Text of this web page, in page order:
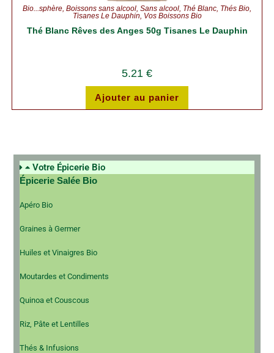
Bio...sphère, Boissons sans alcool, Sans alcool, Thé Blanc, Thés Bio,
Tisanes Le Dauphin, Vos Boissons Bio
Thé Blanc Rêves des Anges 50g Tisanes Le Dauphin
5.21 €
Ajouter au panier
Votre Épicerie Bio
Épicerie Salée Bio
Apéro Bio
Graines à Germer
Huiles et Vinaigres Bio
Moutardes et Condiments
Quinoa et Couscous
Riz, Pâte et Lentilles
Thés & Infusions